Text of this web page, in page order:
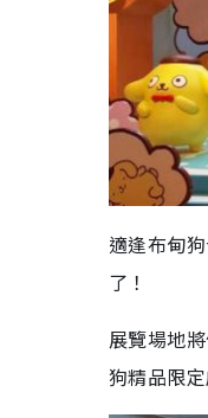
適逢布甸
了！
展覽場地
狗精品限